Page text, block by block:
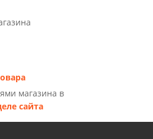
магазина в
сайта